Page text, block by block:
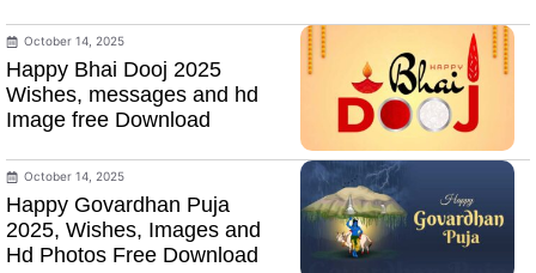
October 14, 2025
Happy Bhai Dooj 2025
Wishes, messages and hd
Image free Download
October 14, 2025
Happy Govardhan Puja
2025, Wishes, Images and
Hd Photos Free Download